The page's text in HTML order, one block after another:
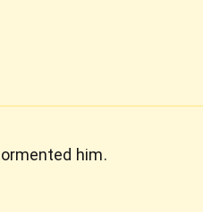
him.